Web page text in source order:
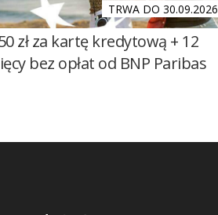
TRWA DO 30.09.2026
zł za kartę kredytową + 12
bez opłat od BNP Paribas